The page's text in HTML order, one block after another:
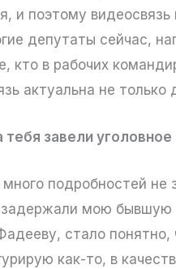
и поэтому видеосвязь
депутаты сейчас,
кто в рабочих
актуальна не только
тебя завели
подробностей не
мою бывшую
стало понятно,
как-то, в